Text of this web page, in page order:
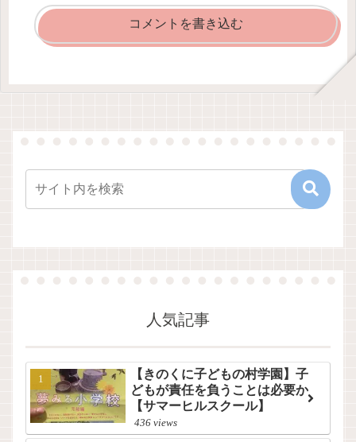
コメントを書き込む
人気記事
【きのくに子どもの村学園】子
どもが責任を負うことは必要か
【サマーヒルスクール】
436 views